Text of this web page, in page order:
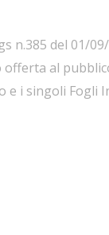
del 01/
al
i singoli Fogli